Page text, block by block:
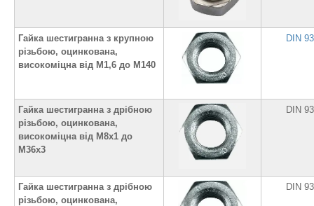
Гайка шестигранна з крупною
різьбою, оцинкована,
високоміцна від М1,6 до М140
DIN
Гайка шестигранна з дрібною
різьбою, оцинкована,
високоміцна від M8х1 до
M36х3
DIN
Гайка шестигранна з дрібною
різьбою, оцинкована,
DIN